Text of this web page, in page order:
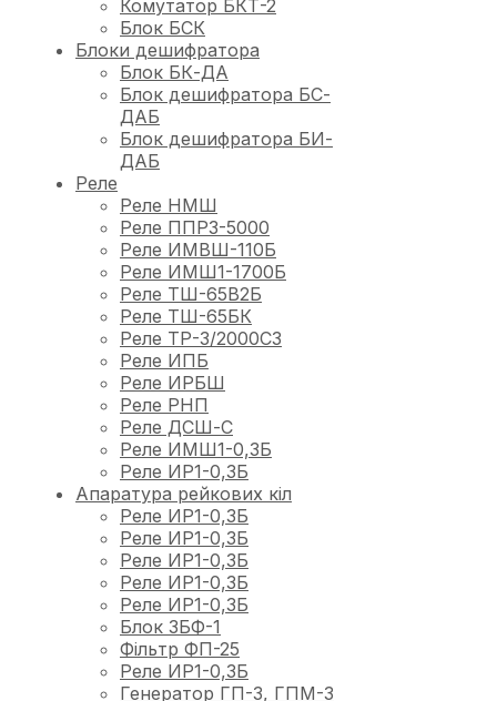
Комутатор БКТ-2
Блок БСК
Блоки дешифратора
Блок БК-ДА
Блок дешифратора БС-
ДАБ
Блок дешифратора БИ-
ДАБ
Реле
Реле НМШ
Реле ППРЗ-5000
Реле ИМВШ-110Б
Реле ИМШ1-1700Б
Реле ТШ-65В2Б
Реле ТШ-65БК
Реле ТР-3/2000С3
Реле ИПБ
Реле ИРБШ
Реле РНП
Реле ДСШ-С
Реле ИМШ1-0,3Б
Реле ИР1-0,3Б
Апаратура рейкових кіл
Реле ИР1-0,3Б
Реле ИР1-0,3Б
Реле ИР1-0,3Б
Реле ИР1-0,3Б
Реле ИР1-0,3Б
Блок ЗБФ-1
Фільтр ФП-25
Реле ИР1-0,3Б
Генератор ГП-3, ГПМ-3